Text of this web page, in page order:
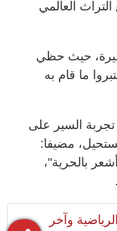
العالمي
حيث حظي
ما قام به
تجربة السير على
مضيفا:
بالحرية"،
وآخر